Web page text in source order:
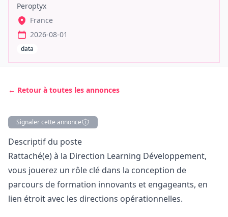
Peroptyx
France
2026-08-01
data
← Retour à toutes les annonces
Signaler cette annonce
Description
Descriptif du poste
Rattaché(e) à la Direction Learning Développement,
vous jouerez un rôle clé dans la conception de
parcours de formation innovants et engageants, en
lien étroit avec les directions opérationnelles.